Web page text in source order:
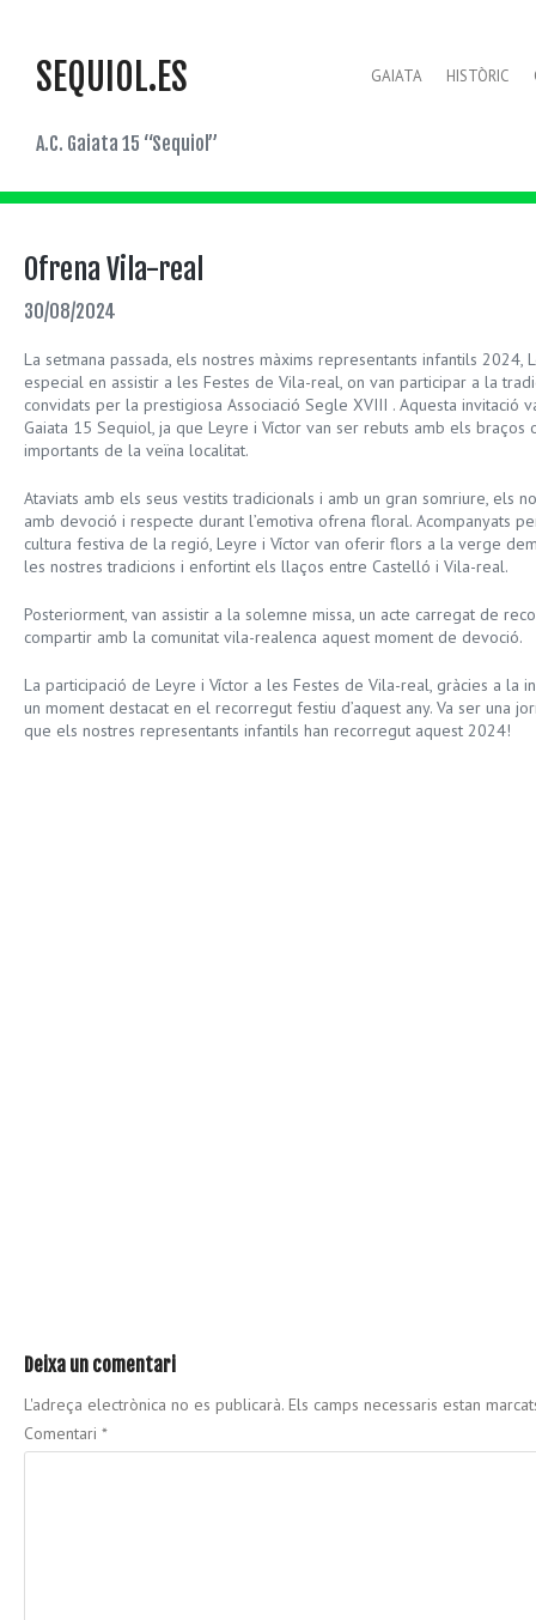
SEQUIOL.ES
A.C. Gaiata 15 “Sequiol”
GAIATA HISTÒRIC
Ofrena Vila-real
30/08/2024
La setmana passada, els nostres màxims representants infantils 2024,
especial en assistir a les Festes de Vila-real, on van participar a la
convidats per la prestigiosa Associació Segle XVIII . Aquesta
Gaiata 15 Sequiol, ja que Leyre i Víctor van ser rebuts amb els
importants de la veïna localitat.
Ataviats amb els seus vestits tradicionals i amb un gran somriure, els
amb devoció i respecte durant l’emotiva ofrena floral. Acompanyats
cultura festiva de la regió, Leyre i Víctor van oferir flors a la verge
les nostres tradicions i enfortint els llaços entre Castelló i Vila-real.
Posteriorment, van assistir a la solemne missa, un acte carregat de
compartir amb la comunitat vila-realenca aquest moment de devoció.
La participació de Leyre i Víctor a les Festes de Vila-real, gràcies a la
un moment destacat en el recorregut festiu d’aquest any. Va ser una
que els nostres representants infantils han recorregut aquest 2024!
Deixa un comentari
L'adreça electrònica no es publicarà. Els camps necessaris estan
Comentari *